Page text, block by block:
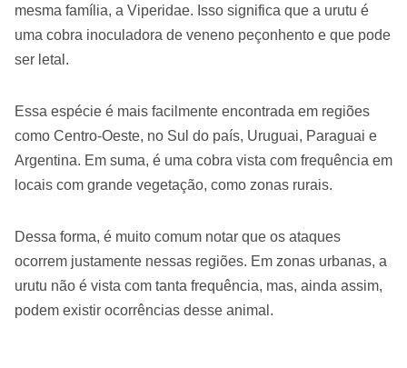
mesma família, a Viperidae. Isso significa que a urutu é
uma cobra inoculadora de veneno peçonhento e que pode
ser letal.
Essa espécie é mais facilmente encontrada em regiões
como Centro-Oeste, no Sul do país, Uruguai, Paraguai e
Argentina. Em suma, é uma cobra vista com frequência em
locais com grande vegetação, como zonas rurais.
Dessa forma, é muito comum notar que os ataques
ocorrem justamente nessas regiões. Em zonas urbanas, a
urutu não é vista com tanta frequência, mas, ainda assim,
podem existir ocorrências desse animal.